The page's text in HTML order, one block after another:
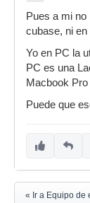
Pues a mi
cubase, ni
Yo en PC la
PC es una
Macbook
Puede que
« Ir a Equipo de